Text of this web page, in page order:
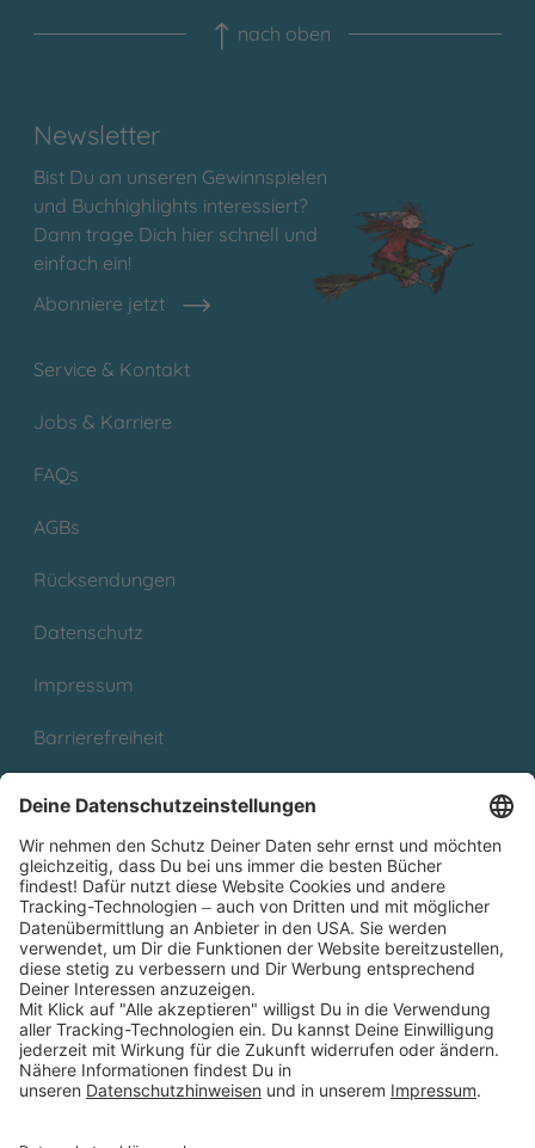
nach oben
Newsletter
Bist Du an unseren Gewinnspielen
und Buchhighlights interessiert?
Dann trage Dich hier schnell und
einfach ein!
Abonniere jetzt
Service & Kontakt
Jobs & Karriere
FAQs
AGBs
Rücksendungen
Datenschutz
Impressum
Barrierefreiheit
Partnerprogramm (Affiliate)
Folge uns auf
* Versandkostenfrei ab 9,00 € Bestellwert innerhalb
Deutschlands
** Lieferzeit 1-3 Werktage innerhalb Deutschlands